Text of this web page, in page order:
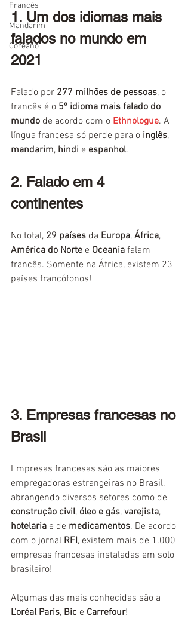
Francês
Mandarim
Coreano
1. Um dos idiomas mais
falados no mundo em
2021
Falado por 277 milhões de pessoas, o
francês é o 5º idioma mais falado do
mundo de acordo com o Ethnologue. A
língua francesa só perde para o inglês,
mandarim, hindi e espanhol.
2. Falado em 4
continentes
No total, 29 países da Europa, África,
América do Norte e Oceania falam
francês. Somente na África, existem 23
países francófonos!
3. Empresas francesas no
Brasil
Empresas francesas são as maiores
empregadoras estrangeiras no Brasil,
abrangendo diversos setores como de
construção civil, óleo e gás, varejista,
hotelaria e de medicamentos. De acordo
com o jornal RFI, existem mais de 1.000
empresas francesas instaladas em solo
brasileiro!
Algumas das mais conhecidas são a
L'oréal Paris, Bic e Carrefour!